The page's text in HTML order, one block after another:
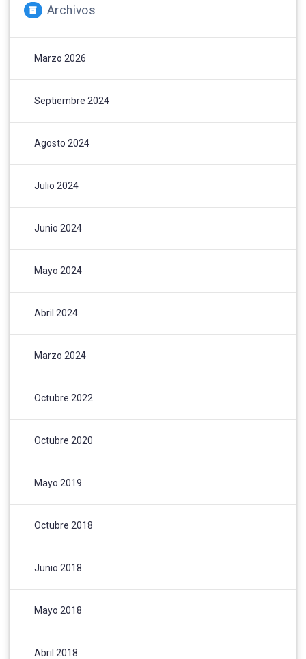
Archivos
Marzo 2026
Septiembre 2024
Agosto 2024
Julio 2024
Junio 2024
Mayo 2024
Abril 2024
Marzo 2024
Octubre 2022
Octubre 2020
Mayo 2019
Octubre 2018
Junio 2018
Mayo 2018
Abril 2018